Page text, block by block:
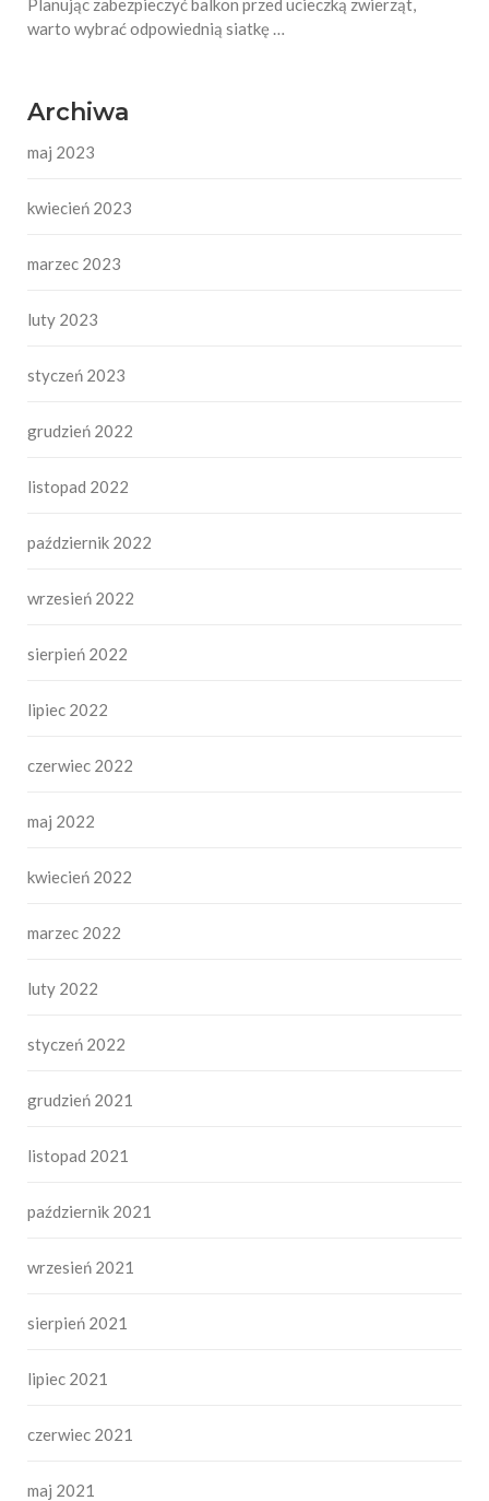
Planując zabezpieczyć balkon przed ucieczką zwierząt,
warto wybrać odpowiednią siatkę …
Archiwa
maj 2023
kwiecień 2023
marzec 2023
luty 2023
styczeń 2023
grudzień 2022
listopad 2022
październik 2022
wrzesień 2022
sierpień 2022
lipiec 2022
czerwiec 2022
maj 2022
kwiecień 2022
marzec 2022
luty 2022
styczeń 2022
grudzień 2021
listopad 2021
październik 2021
wrzesień 2021
sierpień 2021
lipiec 2021
czerwiec 2021
maj 2021